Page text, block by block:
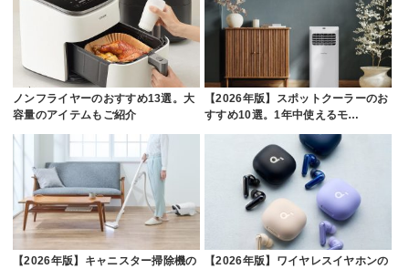
ノンフライヤーのおすすめ13選。大
容量のアイテムもご紹介
【2026年版】スポットクーラーのお
すすめ10選。1年中使えるモ…
【2026年版】キャニスター掃除機の
【2026年版】ワイヤレスイヤホンの